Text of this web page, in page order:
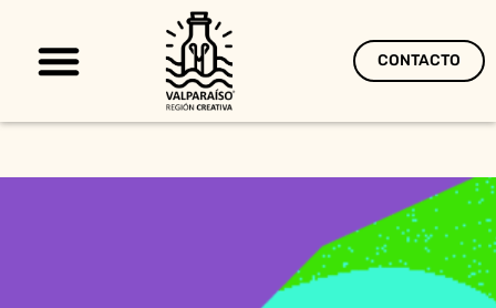
CONTACTO